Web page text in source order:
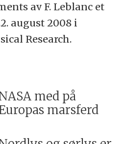
av F. Leblanc et
august 2008 i
Research.
med på
marsferd